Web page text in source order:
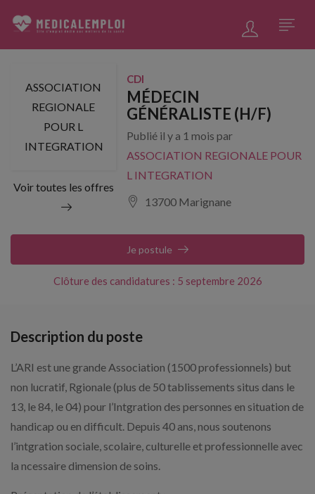
ASSOCIATION
REGIONALE
POUR L
INTEGRATION
Voir toutes les offres
CDI
MÉDECIN
GÉNÉRALISTE (H/F)
Publié il y a 1 mois par
ASSOCIATION REGIONALE POUR
L INTEGRATION
13700 Marignane
Clôture des candidatures : 5 septembre 2026
Je postule
Description du poste
L’ARI est une grande Association (1500 professionnels) but
non lucratif, Rgionale (plus de 50 tablissements situs dans le
13, le 84, le 04) pour l’Intgration des personnes en situation de
handicap ou en difficult. Depuis 40 ans, nous soutenons
l’intgration sociale, scolaire, culturelle et professionnelle avec
la ncessaire dimension de soins.